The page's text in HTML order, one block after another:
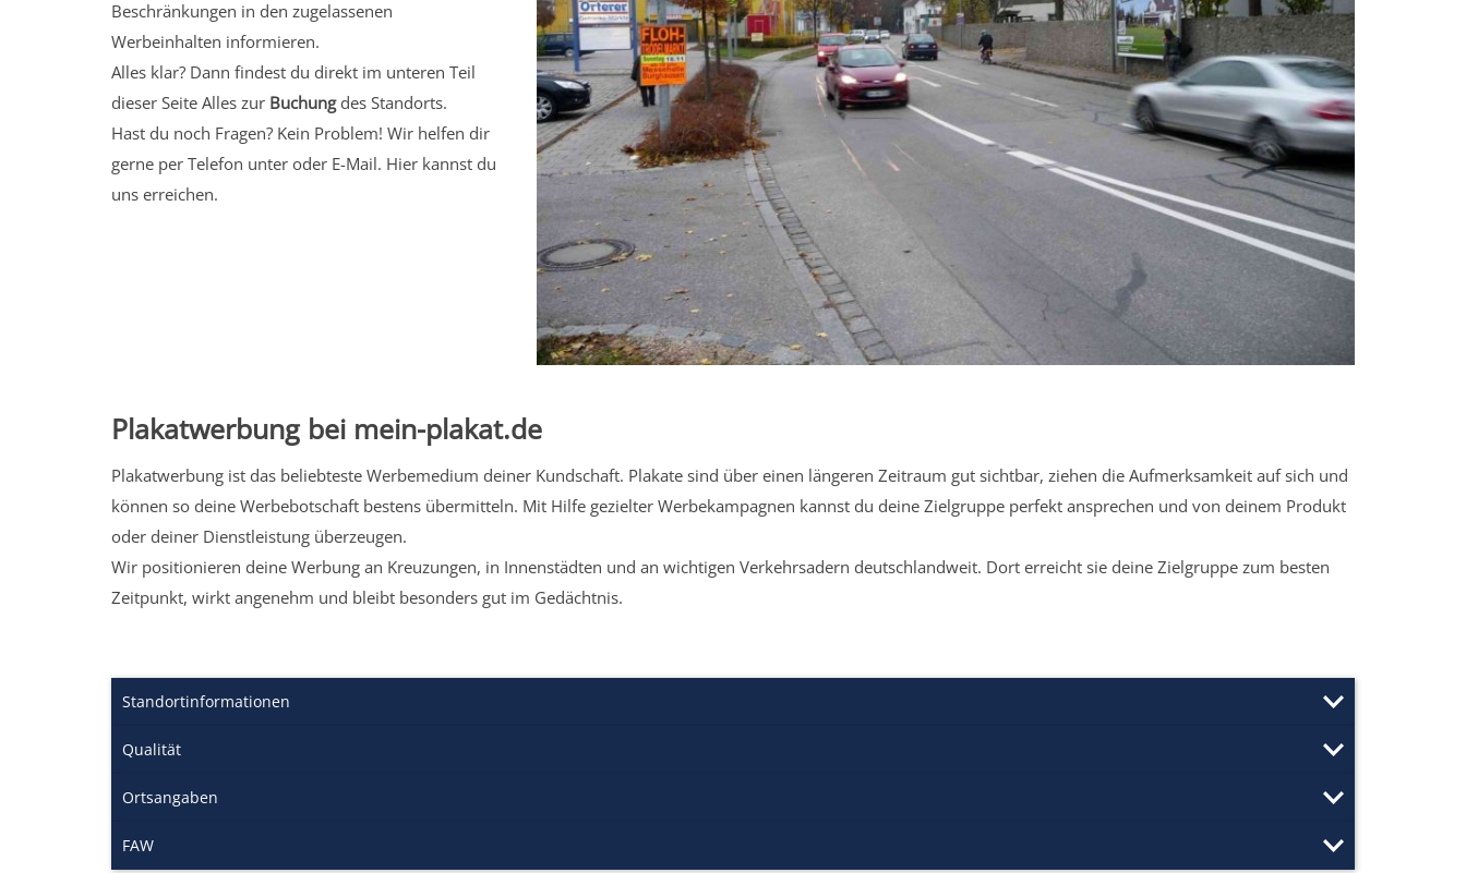
Beschränkungen in den zugelassenen
Werbeinhalten informieren.
Alles klar? Dann findest du direkt im unteren Teil
dieser Seite Alles zur Buchungdes Standorts.
Hast du noch Fragen? Kein Problem! Wir helfen dir
gerne per Telefon unter oder E-Mail. Hier kannst du
uns erreichen.
Plakatwerbung bei mein-plakat.de
Plakatwerbung ist das beliebteste Werbemedium deiner Kundschaft. Plakate sind über einen längeren Zeitraum gut sichtbar, ziehen die Aufmerksamkeit auf sich und
können so deine Werbebotschaft bestens übermitteln. Mit Hilfe gezielter Werbekampagnen kannst du deine Zielgruppe perfekt ansprechen und von deinem Produkt
oder deiner Dienstleistung überzeugen.
Wir positionieren deine Werbung an Kreuzungen, in Innenstädten und an wichtigen Verkehrsadern deutschlandweit. Dort erreicht sie deine Zielgruppe zum besten
Zeitpunkt, wirkt angenehm und bleibt besonders gut im Gedächtnis.
Standortinformationen
Qualität
Ortsangaben
FAW